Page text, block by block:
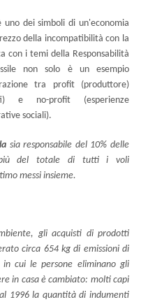
dei simboli di un'economia
della incompatibilità con la
con i temi della Responsabilità
non solo è un esempio
tra profit (produttore)
e no-profit (esperienze
sociali).
sia responsabile del 10% delle
più del totale di tutti i voli
messi insieme.
gli acquisti di prodotti
circa 654 kg di emissioni di
cui le persone eliminano gli
in casa è cambiato: molti capi
1996 la quantità di indumenti